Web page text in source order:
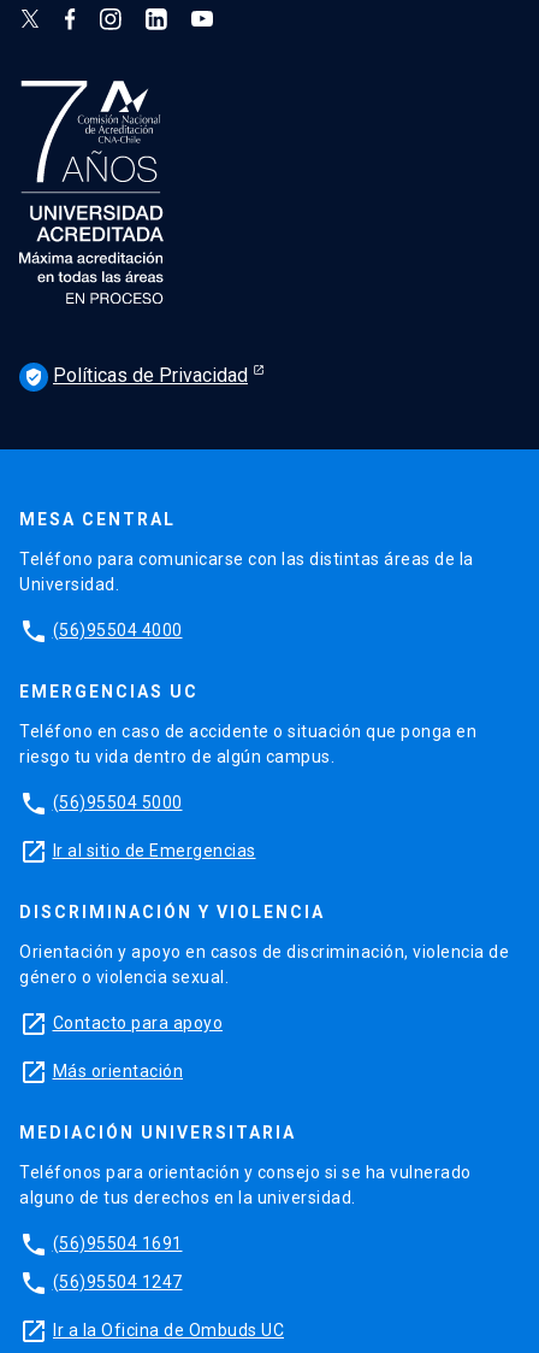
verified_user Políticas de Privacidad
MESA CENTRAL
Teléfono para comunicarse con las distintas áreas de la
Universidad.
phone (56)95504 4000
EMERGENCIAS UC
Teléfono en caso de accidente o situación que ponga en
riesgo tu vida dentro de algún campus.
phone (56)95504 5000
launch Ir al sitio de Emergencias
DISCRIMINACIÓN Y VIOLENCIA
Orientación y apoyo en casos de discriminación, violencia de
género o violencia sexual.
launch Contacto para apoyo
launch Más orientación
MEDIACIÓN UNIVERSITARIA
Teléfonos para orientación y consejo si se ha vulnerado
alguno de tus derechos en la universidad.
phone (56)95504 1691
phone (56)95504 1247
launch Ir a la Oficina de Ombuds UC